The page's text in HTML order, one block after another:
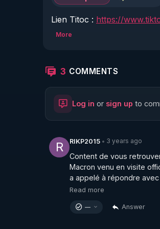
Lien Titoc : https://
       * remplir le formulaire contact et le valider
un monde meilleur !
Pour tous les détails du
More
3 COMMENTS
Log in or sign up to
R RIKP2015 • 3 years ago
Content de vous
Macron venu en visite
a appelé à répondre avec
Read more
— Answer